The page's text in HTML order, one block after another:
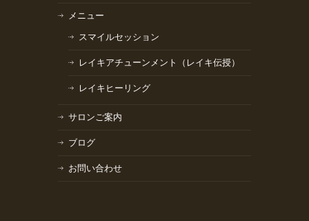
メニュー
スマイルセッション
レイキアチューンメント（レイキ伝授）
レイキヒーリング
サロンご案内
ブログ
お問い合わせ